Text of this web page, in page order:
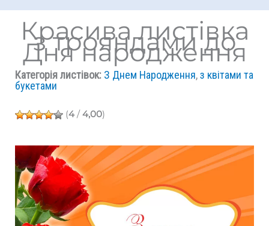
Красива листівка
з трояндами до
Дня народження
Категорія листівок: З Днем Народження,з квітами та
букетами
(4/ 4,00)